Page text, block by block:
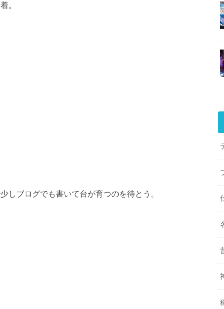
。
しブログでも書いて台が育つのを待とう。